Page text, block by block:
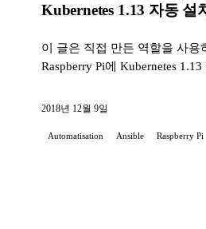
Kubernetes 1.13 자동 설
이 글은 직접 만든 역할을 사용
Raspberry Pi에 Kubernetes
2018년 12월 9일
Automatisation Ansible Raspberry Pi